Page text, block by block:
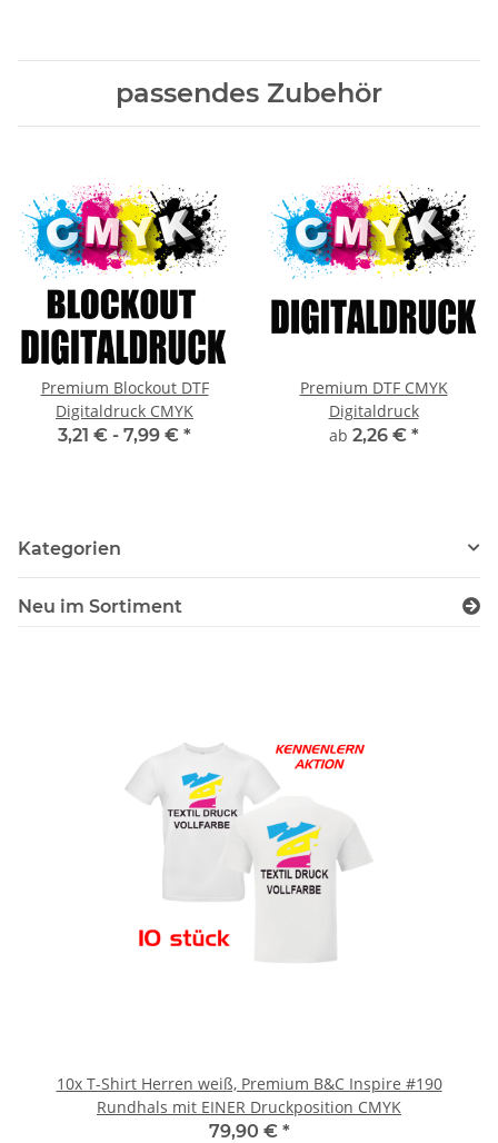
passendes Zubehör
Premium Blockout DTF
Digitaldruck CMYK
3,21 € - 7,99 € *
Premium DTF CMYK
Digitaldruck
ab 2,26 € *
Kategorien
Neu im Sortiment
10x T-Shirt Herren weiß, Premium B&C Inspire #190
Rundhals mit EINER Druckposition CMYK
79,90 € *